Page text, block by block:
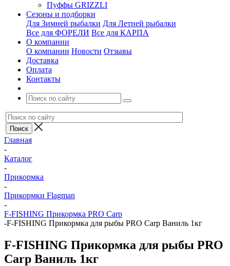
Пуффы GRIZZLI
Сезоны и подборки
Для Зимней рыбалки Для Летней рыбалки
Все для ФОРЕЛИ Все для КАРПА
О компании
О компании Новости Отзывы
Доставка
Оплата
Контакты
Главная
-
Каталог
-
Прикормка
-
Прикормки Flagman
-
F-FISHING Прикормка PRO Carp
-F-FISHING Прикормка для рыбы PRO Carp Ваниль 1кг
F-FISHING Прикормка для рыбы PRO
Carp Ваниль 1кг